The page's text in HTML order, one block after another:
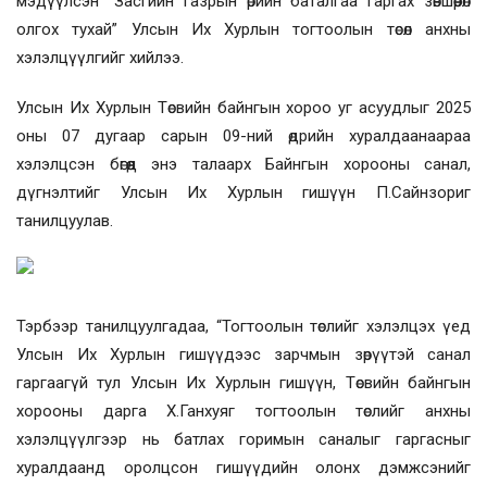
олгох тухай” Улсын Их Хурлын тогтоолын төсөл анхны
хэлэлцүүлгийг хийлээ.
Улсын Их Хурлын Төсвийн байнгын хороо уг асуудлыг 2025
оны 07 дугаар сарын 09-ний өдрийн хуралдаанаараа
хэлэлцсэн бөгөөд энэ талаарх Байнгын хорооны санал,
дүгнэлтийг Улсын Их Хурлын гишүүн П.Сайнзориг
танилцуулав.
Тэрбээр танилцуулгадаа, “Тогтоолын төслийг хэлэлцэх үед
Улсын Их Хурлын гишүүдээс зарчмын зөрүүтэй санал
гаргаагүй тул Улсын Их Хурлын гишүүн, Төсвийн байнгын
хорооны дарга Х.Ганхуяг тогтоолын төслийг анхны
хэлэлцүүлгээр нь батлах горимын саналыг гаргасныг
хуралдаанд оролцсон гишүүдийн олонх дэмжсэнийг